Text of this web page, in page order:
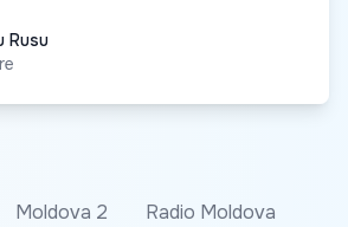
Rusu
Moldova 2
Radio Moldova